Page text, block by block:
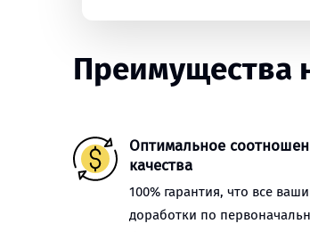
Преимущества
Оптимальное
качества
100% гарантия, что все
доработки по